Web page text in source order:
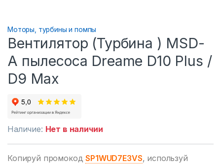
Моторы, турбины и помпы
Вентилятор (Турбина ) MSD-
A пылесоса Dreame D10 Plus /
D9 Max
Наличие: Нет в наличии
Копируй промокодSP1WUD7E3VS, используй